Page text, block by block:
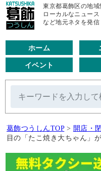
東京都葛飾区の地
ローカルなニュー
など地元ネタを発
ホーム
イベント
葛飾つうしんTOP > 開店・
目の「たこ焼き大ちゃん」